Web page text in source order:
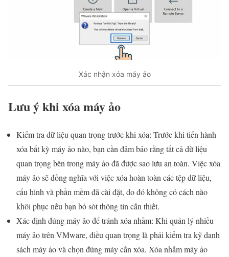
Xác nhận xóa máy ảo
Lưu ý khi xóa máy ảo
Kiểm tra dữ liệu quan trọng trước khi xóa: Trước khi tiến hành
xóa bất kỳ máy ảo nào, bạn cần đảm bảo rằng tất cả dữ liệu
quan trọng bên trong máy ảo đã được sao lưu an toàn. Việc xóa
máy ảo sẽ đồng nghĩa với việc xóa hoàn toàn các tệp dữ liệu,
cấu hình và phần mềm đã cài đặt, do đó không có cách nào
khôi phục nếu bạn bỏ sót thông tin cần thiết.
Xác định đúng máy ảo để tránh xóa nhầm: Khi quản lý nhiều
máy ảo trên VMware, điều quan trọng là phải kiểm tra kỹ danh
sách máy ảo và chọn đúng máy cần xóa. Xóa nhầm máy ảo